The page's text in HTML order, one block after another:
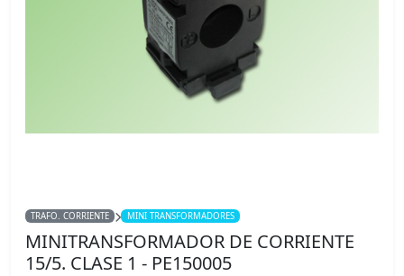
TRAFO. CORRIENTE MINI TRANSFORMADORES
MINITRANSFORMADOR DE CORRIENTE
15/5. CLASE 1 - PE150005